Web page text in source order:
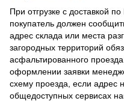
При отгрузке с доставкой
покупатель должен
адрес склада или места
загородных территорий
асфальтированного
оформлении заявки
схему проезда, если адрес
общедоступных сервисах